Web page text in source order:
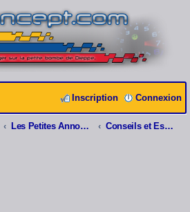
Connexion
Inscription
Les Petites Annonces Clio RS Concept ® Conseils et Estimations